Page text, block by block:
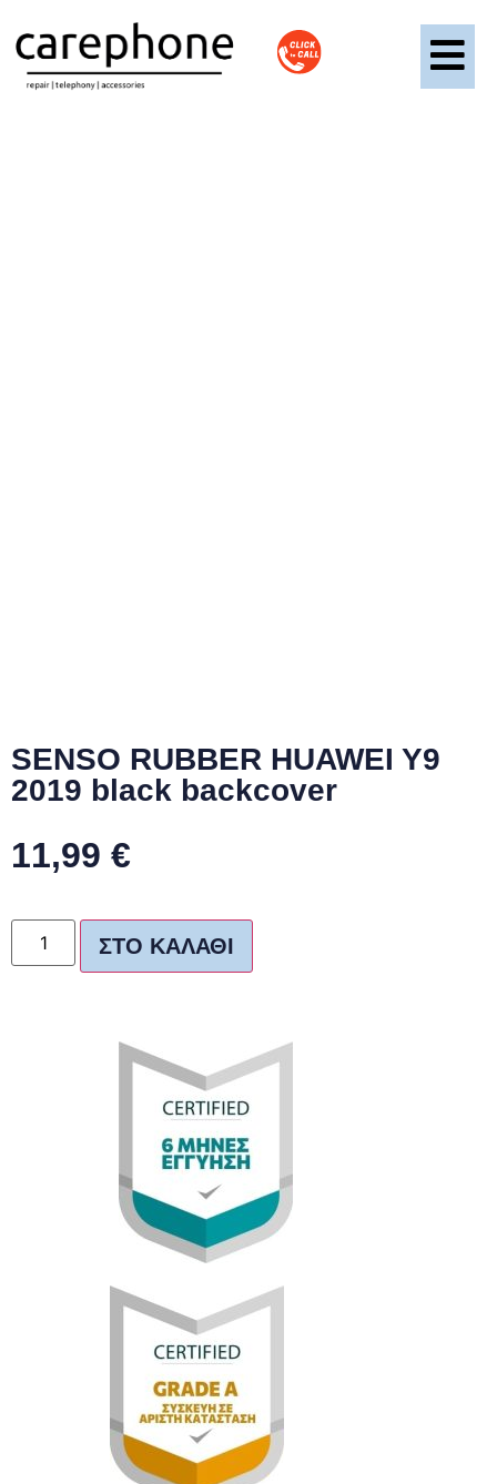
SENSO RUBBER HUAWEI Y9
2019 black backcover
11,99 €
ΣΤΟ ΚΑΛΆΘΙ